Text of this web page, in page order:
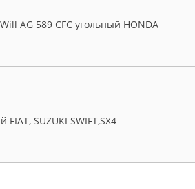
AG 589 CFC угольный HONDA
SUZUKI SWIFT,SX4